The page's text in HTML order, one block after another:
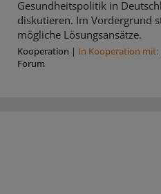
Gesundheitspolitik in
diskutieren. Im Vordergrund
mögliche Lösungsansätze.
Kooperation | In Kooperation mit:
Forum